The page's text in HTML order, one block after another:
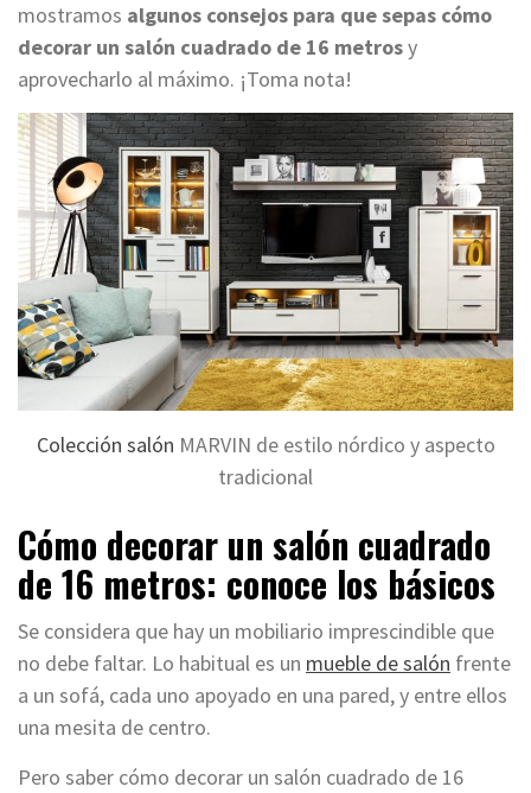
mostramos algunos consejos para que sepas cómo
decorar un salón cuadrado de 16 metrosy
aprovecharlo al máximo. ¡Toma nota!
Colección salón MARVIN de estilo nórdico y aspecto
tradicional
Cómo decorar un salón cuadrado
de 16 metros: conoce los básicos
Se considera que hay un mobiliario imprescindible que
no debe faltar. Lo habitual es un mueble de salón frente
a un sofá, cada uno apoyado en una pared, y entre ellos
una mesita de centro.
Pero saber cómo decorar un salón cuadrado de 16